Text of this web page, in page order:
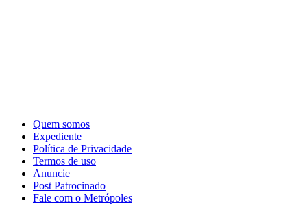
Quem somos
Expediente
Política de Privacidade
Termos de uso
Anuncie
Post Patrocinado
Fale com o Metrópoles